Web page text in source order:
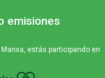
emisiones
estás participando en